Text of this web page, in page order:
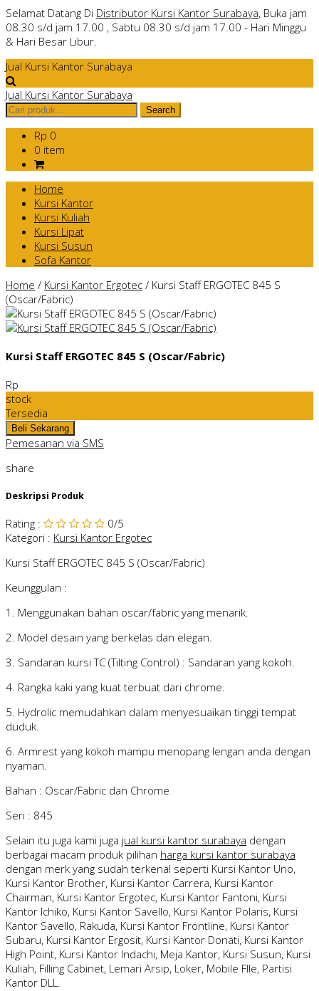
Selamat Datang Di Distributor Kursi Kantor Surabaya, Buka jam
08.30 s/d jam 17.00 , Sabtu 08.30 s/d jam 17.00 - Hari Minggu
& Hari Besar Libur.
Jual Kursi Kantor Surabaya
Jual Kursi Kantor Surabaya
Rp 0
0 item
Home
Kursi Kantor
Kursi Kuliah
Kursi Lipat
Kursi Susun
Sofa Kantor
Home / Kursi Kantor Ergotec / Kursi Staff ERGOTEC 845 S
(Oscar/Fabric)
Kursi Staff ERGOTEC 845 S (Oscar/Fabric)
Rp
stock
Tersedia
Pemesanan via SMS
share
Deskripsi Produk
Rating : 0/5
Kategori : Kursi Kantor Ergotec
Kursi Staff ERGOTEC 845 S (Oscar/Fabric)
Keunggulan :
1. Menggunakan bahan oscar/fabric yang menarik.
2. Model desain yang berkelas dan elegan.
3. Sandaran kursi TC (Tilting Control) : Sandaran yang kokoh.
4. Rangka kaki yang kuat terbuat dari chrome.
5. Hydrolic memudahkan dalam menyesuaikan tinggi tempat
duduk.
6. Armrest yang kokoh mampu menopang lengan anda dengan
nyaman.
Bahan : Oscar/Fabric dan Chrome
Seri : 845
Selain itu juga kami juga jual kursi kantor surabaya dengan
berbagai macam produk pilihan harga kursi kantor surabaya
dengan merk yang sudah terkenal seperti Kursi Kantor Uno,
Kursi Kantor Brother, Kursi Kantor Carrera, Kursi Kantor
Chairman, Kursi Kantor Ergotec, Kursi Kantor Fantoni, Kursi
Kantor Ichiko, Kursi Kantor Savello, Kursi Kantor Polaris, Kursi
Kantor Savello, Rakuda, Kursi Kantor Frontline, Kursi Kantor
Subaru, Kursi Kantor Ergosit, Kursi Kantor Donati, Kursi Kantor
High Point, Kursi Kantor Indachi, Meja Kantor, Kursi Susun, Kursi
Kuliah, Filling Cabinet, Lemari Arsip, Loker, Mobile FIle, Partisi
Kantor DLL.